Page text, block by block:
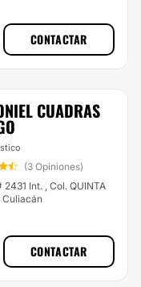
CONTACTAR
CUADRAS
(3 Opiniones)
2431 Int. , Col. QUINTA
Culiacán
CONTACTAR